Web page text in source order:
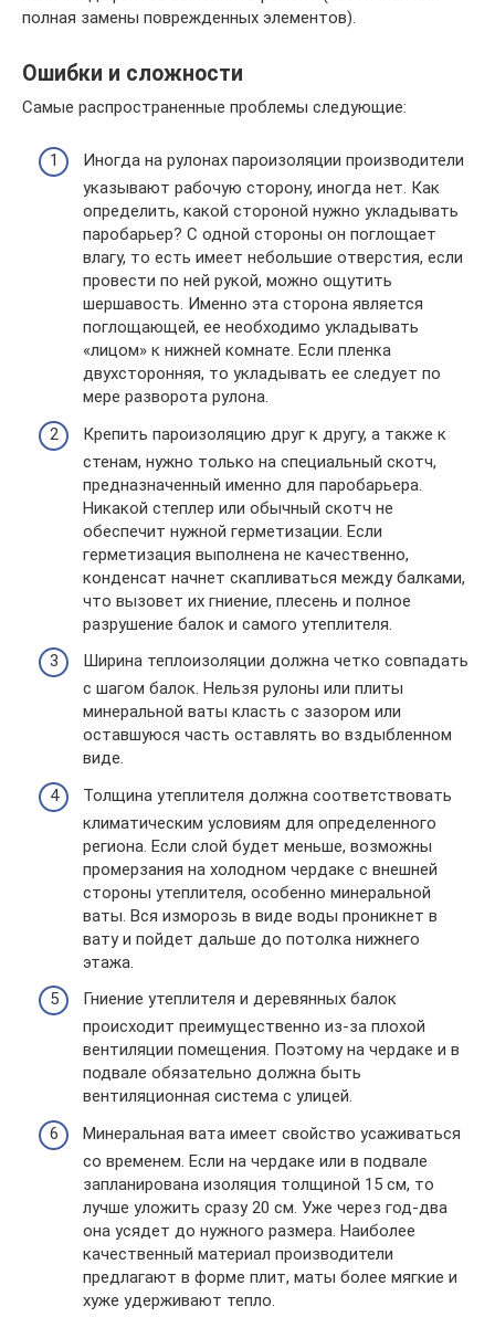
полная замены поврежденных элементов).
Ошибки и сложности
Самые распространенные проблемы следующие:
Иногда на рулонах пароизоляции производители
указывают рабочую сторону, иногда нет. Как
определить, какой стороной нужно укладывать
паробарьер? С одной стороны он поглощает
влагу, то есть имеет небольшие отверстия, если
провести по ней рукой, можно ощутить
шершавость. Именно эта сторона является
поглощающей, ее необходимо укладывать
«лицом» к нижней комнате. Если пленка
двухсторонняя, то укладывать ее следует по
мере разворота рулона.
Крепить пароизоляцию друг к другу, а также к
стенам, нужно только на специальный скотч,
предназначенный именно для паробарьера.
Никакой степлер или обычный скотч не
обеспечит нужной герметизации. Если
герметизация выполнена не качественно,
конденсат начнет скапливаться между балками,
что вызовет их гниение, плесень и полное
разрушение балок и самого утеплителя.
Ширина теплоизоляции должна четко совпадать
с шагом балок. Нельзя рулоны или плиты
минеральной ваты класть с зазором или
оставшуюся часть оставлять во вздыбленном
виде.
Толщина утеплителя должна соответствовать
климатическим условиям для определенного
региона. Если слой будет меньше, возможны
промерзания на холодном чердаке с внешней
стороны утеплителя, особенно минеральной
ваты. Вся изморозь в виде воды проникнет в
вату и пойдет дальше до потолка нижнего
этажа.
Гниение утеплителя и деревянных балок
происходит преимущественно из-за плохой
вентиляции помещения. Поэтому на чердаке и в
подвале обязательно должна быть
вентиляционная система с улицей.
Минеральная вата имеет свойство усаживаться
со временем. Если на чердаке или в подвале
запланирована изоляция толщиной 15 см, то
лучше уложить сразу 20 см. Уже через год-два
она усядет до нужного размера. Наиболее
качественный материал производители
предлагают в форме плит, маты более мягкие и
хуже удерживают тепло.